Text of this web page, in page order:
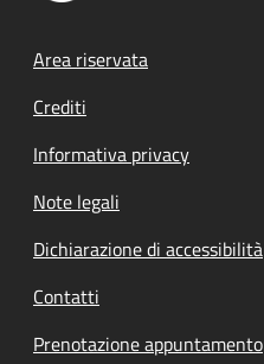
Footer menu
Area riservata
Crediti
Informativa privacy
Note legali
Dichiarazione di accessibilità
Contatti
Prenotazione appuntamento